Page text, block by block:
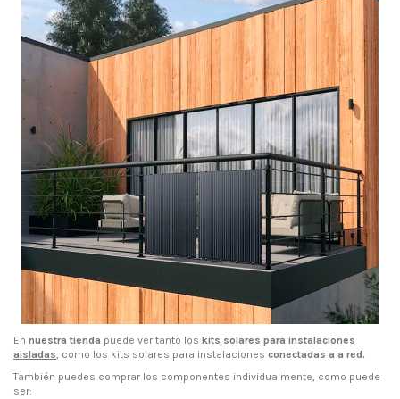
En nuestra tienda puede ver tanto los kits solares para instalaciones
aisladas, como los kits solares para instalaciones conectadas a a red.
También puedes comprar los componentes individualmente, como puede
ser: